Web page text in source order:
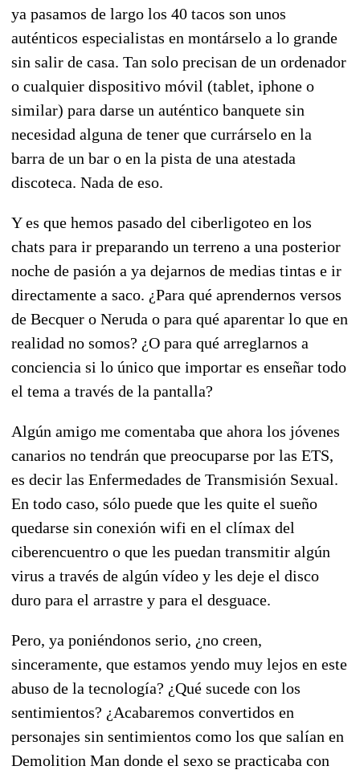
ya pasamos de largo los 40 tacos son unos
auténticos especialistas en montárselo a lo grande
sin salir de casa. Tan solo precisan de un ordenador
o cualquier dispositivo móvil (tablet, iphone o
similar) para darse un auténtico banquete sin
necesidad alguna de tener que currárselo en la
barra de un bar o en la pista de una atestada
discoteca. Nada de eso.
Y es que hemos pasado del ciberligoteo en los
chats para ir preparando un terreno a una posterior
noche de pasión a ya dejarnos de medias tintas e ir
directamente a saco. ¿Para qué aprendernos versos
de Becquer o Neruda o para qué aparentar lo que en
realidad no somos? ¿O para qué arreglarnos a
conciencia si lo único que importar es enseñar todo
el tema a través de la pantalla?
Algún amigo me comentaba que ahora los jóvenes
canarios no tendrán que preocuparse por las ETS,
es decir las Enfermedades de Transmisión Sexual.
En todo caso, sólo puede que les quite el sueño
quedarse sin conexión wifi en el clímax del
ciberencuentro o que les puedan transmitir algún
virus a través de algún vídeo y les deje el disco
duro para el arrastre y para el desguace.
Pero, ya poniéndonos serio, ¿no creen,
sinceramente, que estamos yendo muy lejos en este
abuso de la tecnología? ¿Qué sucede con los
sentimientos? ¿Acabaremos convertidos en
personajes sin sentimientos como los que salían en
Demolition Man donde el sexo se practicaba con